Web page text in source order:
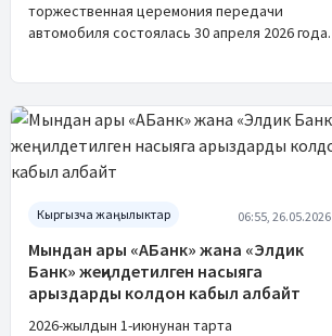
торжественная церемония передачи
автомобиля состоялась 30 апреля 2026 года.
Кыргызча жаңылыктар 06:55, 26.05.2026
Мындан ары «АБанк» жана «Элдик
Банк» жеңилдетилген насыяга
арыздарды колдон кабыл албайт
2026-жылдын 1-июнунан тарта